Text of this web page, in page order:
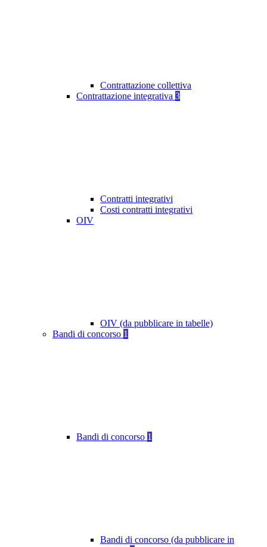
Contrattazione collettiva
Contrattazione integrativa 3
Contratti integrativi
Costi contratti integrativi
OIV
OIV (da pubblicare in tabelle)
Bandi di concorso 1
Bandi di concorso 1
Bandi di concorso (da pubblicare in